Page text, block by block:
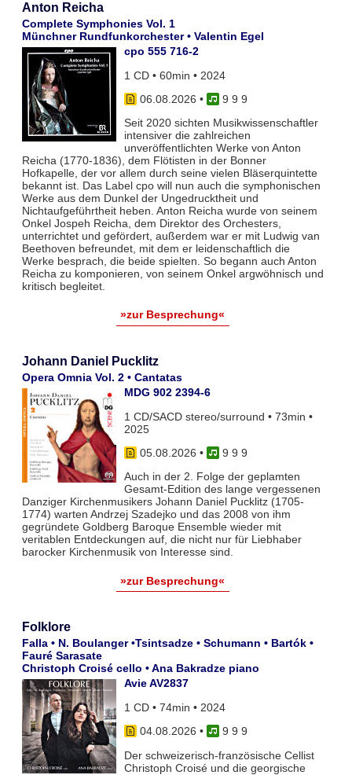
Anton Reicha
Complete Symphonies Vol. 1
Münchner Rundfunkorchester • Valentin Egel
cpo 555 716-2
1 CD • 60min • 2024
06.08.2026 •
9 9 9
Seit 2020 sichten Musikwissenschaftler
intensiver die zahlreichen
unveröffentlichten Werke von Anton
Reicha (1770-1836), dem Flötisten in der Bonner
Hofkapelle, der vor allem durch seine vielen Bläserquintette
bekannt ist. Das Label cpo will nun auch die symphonischen
Werke aus dem Dunkel der Ungedrucktheit und
Nichtaufgeführtheit heben. Anton Reicha wurde von seinem
Onkel Jospeh Reicha, dem Direktor des Orchesters,
unterrichtet und gefördert, außerdem war er mit Ludwig van
Beethoven befreundet, mit dem er leidenschaftlich die
Werke besprach, die beide spielten. So begann auch Anton
Reicha zu komponieren, von seinem Onkel argwöhnisch und
kritisch begleitet.
»zur Besprechung«
Johann Daniel Pucklitz
Opera Omnia Vol. 2 • Cantatas
MDG 902 2394-6
1 CD/SACD stereo/surround • 73min •
2025
05.08.2026 •
9 9 9
Auch in der 2. Folge der geplamten
Gesamt-Edition des lange vergessenen
Danziger Kirchenmusikers Johann Daniel Pucklitz (1705-
1774) warten Andrzej Szadejko und das 2008 von ihm
gegründete Goldberg Baroque Ensemble wieder mit
veritablen Entdeckungen auf, die nicht nur für Liebhaber
barocker Kirchenmusik von Interesse sind.
»zur Besprechung«
Folklore
Falla • N. Boulanger •Tsintsadze • Schumann • Bartók •
Fauré Sarasate
Christoph Croisé cello • Ana Bakradze piano
Avie AV2837
1 CD • 74min • 2024
04.08.2026 •
9 9 9
Der schweizerisch-französische Cellist
Christoph Croisé und die georgische